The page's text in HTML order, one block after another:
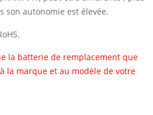
son autonomie est élevée.
la batterie de remplacement que
la marque et au modèle de votre